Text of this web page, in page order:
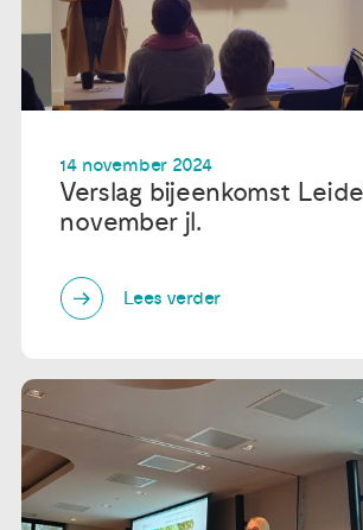
14 november 2024
Verslag bijeenkomst
november jl.
Lees verder